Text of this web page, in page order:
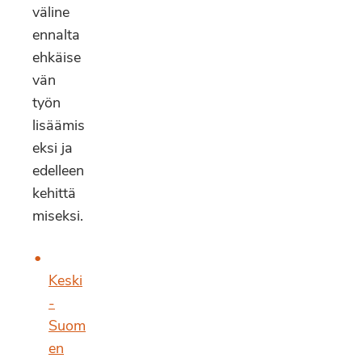
väline
ennalta
ehkäise
vän
työn
lisäämis
eksi ja
edelleen
kehittä
miseksi.
Keski
-
Suom
en